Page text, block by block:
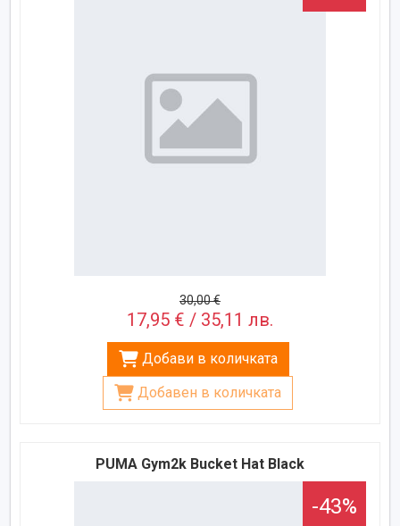
30,00 €
17,95 € / 35,11 лв.
Добави в количката
Добавен в количката
PUMA Gym2k Bucket Hat Black
-43%